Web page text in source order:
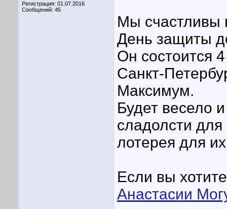
Регистрация: 01.07.2016
Сообщений: 45
Мы счастливы
День защиты
Он состоится
Санкт-
Максимум.
Будет весело
сладолсти
лотерея для
Если вы
Анастасии